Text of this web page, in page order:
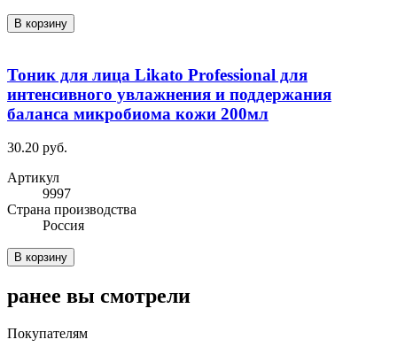
В корзину
Тоник для лица Likato Professional для
интенсивного увлажнения и поддержания
баланса микробиома кожи 200мл
30.20 руб.
Артикул
9997
Cтрана производства
Россия
В корзину
ранее вы смотрели
Покупателям